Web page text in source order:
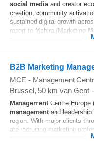
social mediaand creator
creation, community
sustained digital growth
report to Mahira (Marketing
B2B Marketing
MCE - Management
Brussel, 50 km van Gent -
ManagementCentre Europe
management and
region. With major clients
are recruiting marketing